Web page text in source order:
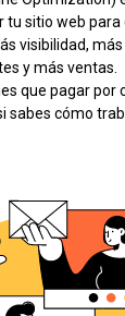
sitio web para
visibilidad,
y más ventas.
que pagar por
sabes cómo